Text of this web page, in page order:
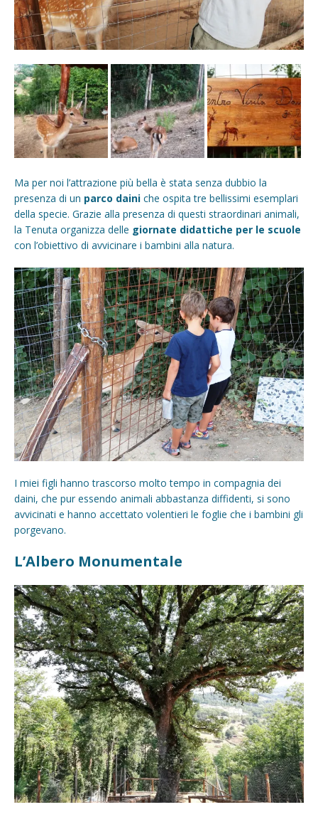
Ma per noi l’attrazione più bella è stata senza dubbio la
presenza di un parco daini che ospita tre bellissimi esemplari
della specie. Grazie alla presenza di questi straordinari animali,
la Tenuta organizza delle giornate didattiche per le scuole
con l’obiettivo di avvicinare i bambini alla natura.
I miei figli hanno trascorso molto tempo in compagnia dei
daini, che pur essendo animali abbastanza diffidenti, si sono
avvicinati e hanno accettato volentieri le foglie che i bambini gli
porgevano.
L’Albero Monumentale